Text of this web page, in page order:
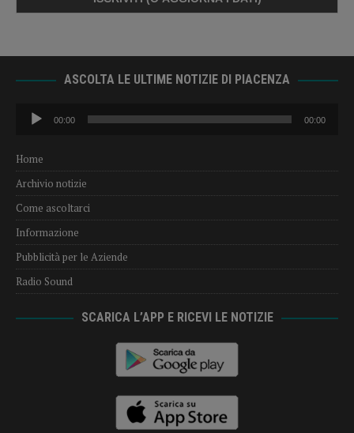
ASCOLTA LE ULTIME NOTIZIE DI PIACENZA
Audio
Player
00:00 00:00
Home
Archivio notizie
Come ascoltarci
Informazione
Pubblicità per le Aziende
Radio Sound
SCARICA L’APP E RICEVI LE NOTIZIE